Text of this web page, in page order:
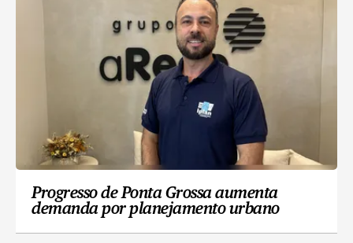
Progresso de Ponta Grossa aumenta
demanda por planejamento urbano